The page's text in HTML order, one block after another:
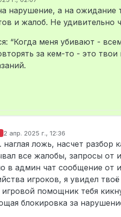
нарушение, а на ожидание
и жалоб. Не удивительно
“Когда меня убивают -
за кем-то - это
2 апр. 2025 г., 12:36
отредактировано
наглая ложь, насчет разбор
все жалобы, запросы от
в админ чат сообщение
игроков, я увидел
игровой помощник тебя
блокировка за